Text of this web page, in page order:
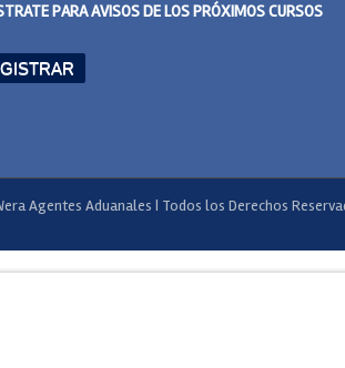
PARA AVISOS DE LOS PRÓXIMOS CURSOS
Agentes Aduanales | Todos los Derechos